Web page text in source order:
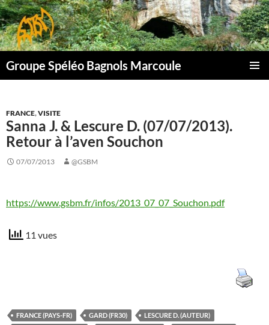
Aller
au
contenu
Groupe Spéléo Bagnols Marcoule
FRANCE,VISITE
Sanna J. & Lescure D. (07/07/2013).
Retour à l’aven Souchon
07/07/2013 @GSBM
https://www.gsbm.fr/infos/2013_07_07_Souchon.pdf
11 vues
FRANCE (PAYS-FR) GARD (FR30)
LESCURE D. (AUTEUR)